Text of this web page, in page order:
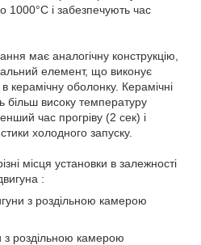
1000°С і забезпечують час
має аналогічну конструкцію,
елемент, що виконує
керамічну оболонку. Керамічні
більш високу температуру
час прогріву (2 сек) і
холодного запуску.
місця установки в залежності
:
з роздільною камерою
роздільною камерою